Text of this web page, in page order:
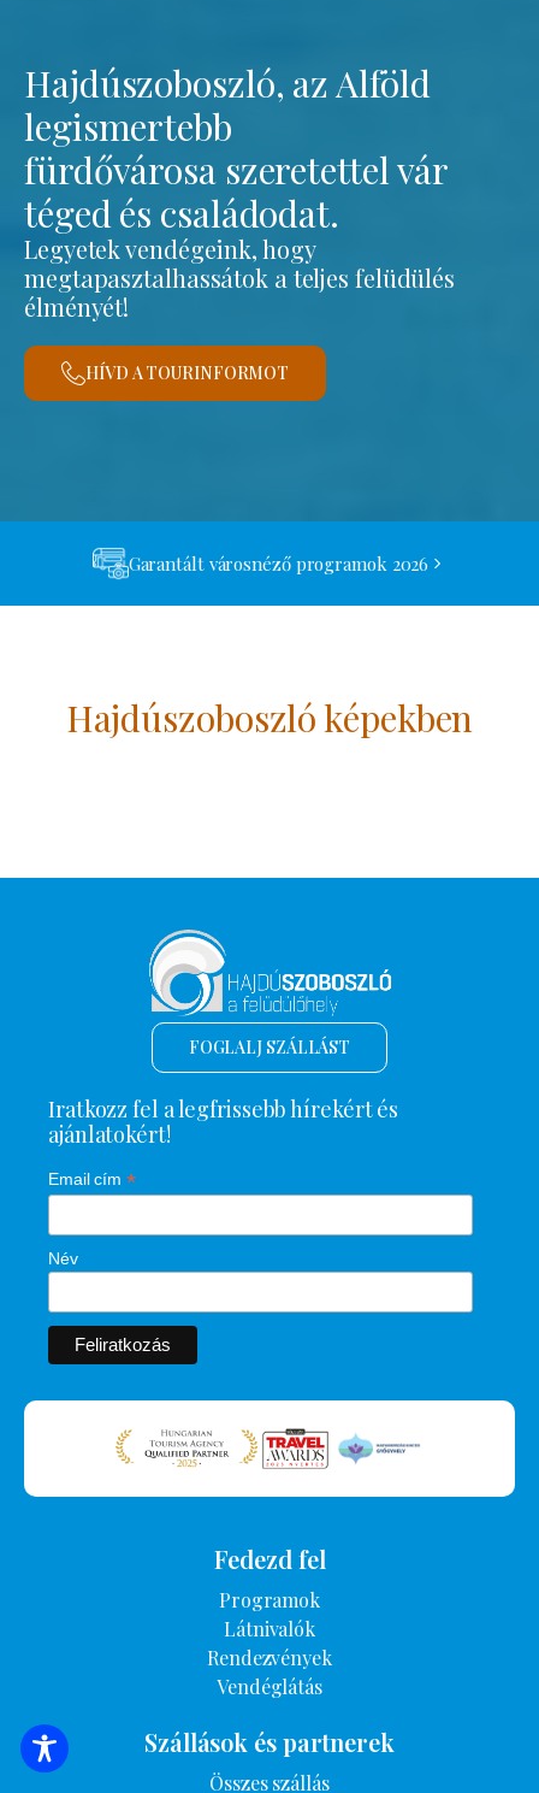
Hajdúszoboszló, az Alföld
legismertebb
fürdővárosa szeretettel vár
téged és családodat.
Legyetek vendégeink, hogy
megtapasztalhassátok a teljes felüdülés
élményét!
HÍVD A TOURINFORMOT
Garantált városnéző programok 2026
Hajdúszoboszló képekben
SZÁLLÁSOK KERESÉSE
FOGLALJ SZÁLLÁST
Iratkozz fel a legfrissebb hírekért és
ajánlatokért!
Email cím *
Név
Fedezd fel
Programok
Látnivalók
Rendezvények
Vendéglátás
Szállások és partnerek
Összes szállás